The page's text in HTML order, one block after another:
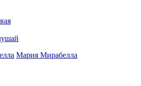
Мария Мирабелла